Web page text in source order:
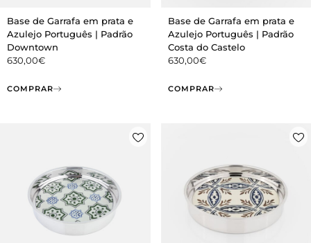
Base de Garrafa em prata e
Azulejo Português | Padrão
Downtown
630,00€
COMPRAR
Base de Garrafa em prata e
Azulejo Português | Padrão
Costa do Castelo
630,00€
COMPRAR